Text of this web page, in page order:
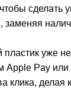
уже
Apple Pay
клика, делая